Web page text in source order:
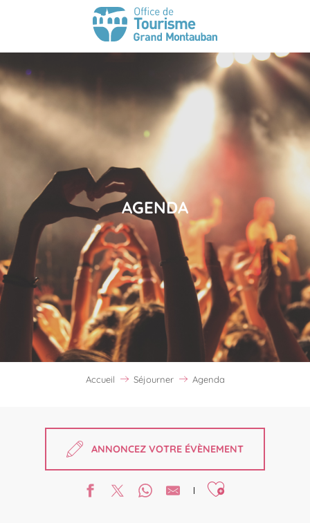
AGENDA
Accueil Séjourner Agenda
ANNONCEZ VOTRE ÉVÈNEMENT
Ajouter aux